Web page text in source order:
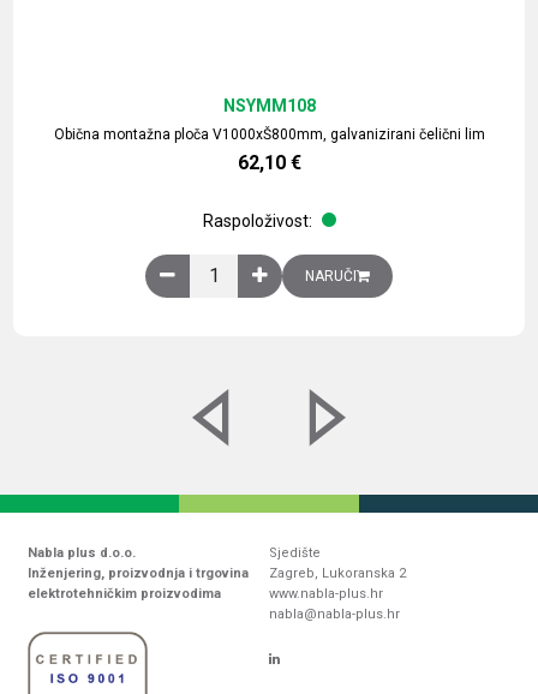
Obična montažna ploča V1000xŠ800mm, galvanizirani čelični lim
NSYMM108
62,10 €
Raspoloživost:
Obična montažna ploča V1000xŠ800mm,
NARUČI
Nabla plus d.o.o.
Inženjering, proizvodnja i trgovina
elektrotehničkim proizvodima
Sjedište
Zagreb, Lukoranska 2
www.nabla-plus.hr
nabla@nabla-plus.hr